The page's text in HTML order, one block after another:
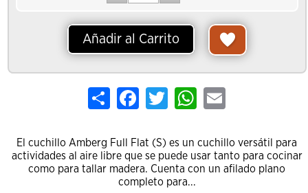
Añadir al Carrito
Share FacebookTwitter WhatsApp
El cuchillo Amberg Full Flat (S) es un cuchillo versátil para
actividades al aire libre que se puede usar tanto para cocinar
como para tallar madera. Cuenta con un afilado plano
completo para...